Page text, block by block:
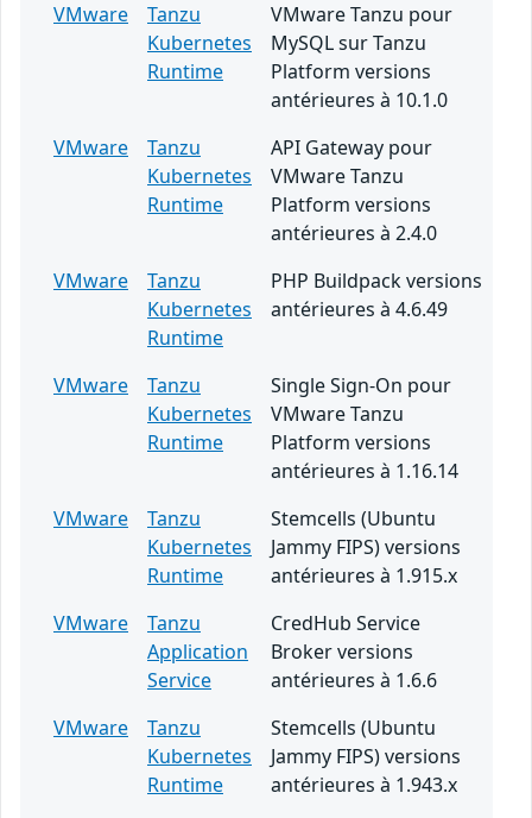
VMware
Tanzu
Kubernetes
Runtime
VMware Tanzu pour
MySQL sur Tanzu
Platform versions
antérieures à 10.1.0
VMware
Tanzu
Kubernetes
Runtime
API Gateway pour
VMware Tanzu
Platform versions
antérieures à 2.4.0
VMware
Tanzu
Kubernetes
Runtime
PHP Buildpack versions
antérieures à 4.6.49
VMware
Tanzu
Kubernetes
Runtime
Single Sign-On pour
VMware Tanzu
Platform versions
antérieures à 1.16.14
VMware
Tanzu
Kubernetes
Runtime
Stemcells (Ubuntu
Jammy FIPS) versions
antérieures à 1.915.x
VMware
Tanzu
Application
Service
CredHub Service
Broker versions
antérieures à 1.6.6
VMware
Tanzu
Kubernetes
Runtime
Stemcells (Ubuntu
Jammy FIPS) versions
antérieures à 1.943.x